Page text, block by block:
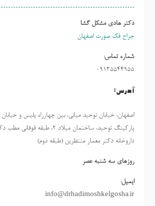
دکتر هادی مشکل گشا
جراح فک صورت اصفهان
شماره تماس:
09135544955
آدرس:
اصفهان، خیابان توحید میانی، بین چهارراه پلیس و
پارکینگ توحید، ساختمان میلاد ٢،
داروخانه دکتر معمار منتظرین (طبقه دوم)
روزهاي سه شنبه عصر
ایمیل:
info@drhadimoshkelgosha.ir